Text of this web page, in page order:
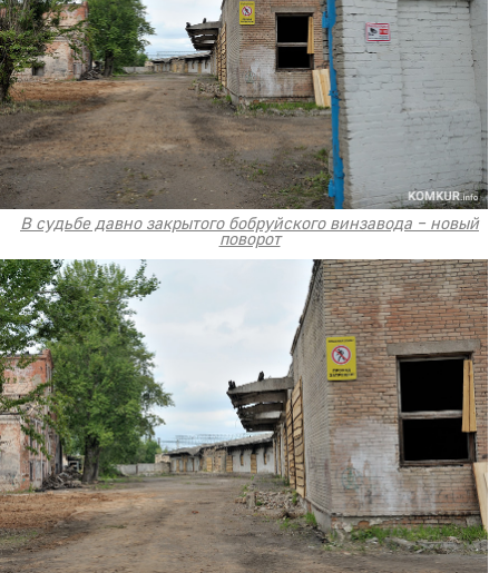
В судьбе давно закрытого бобруйского винзавода – новый
поворот